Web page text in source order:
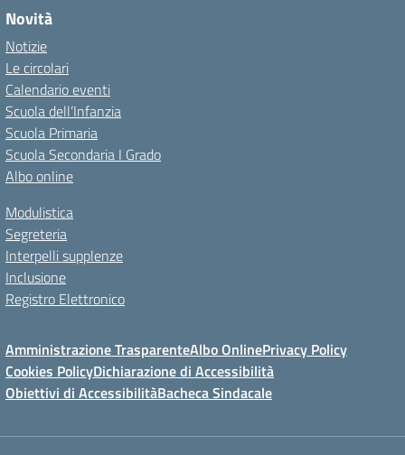
Novità
Notizie
Le circolari
Calendario eventi
Scuola dell’Infanzia
Scuola Primaria
Scuola Secondaria I Grado
Albo online
Modulistica
Segreteria
Interpelli supplenze
Inclusione
Registro Elettronico
Amministrazione TrasparenteAlbo OnlinePrivacy Policy
Cookies PolicyDichiarazione di Accessibilità
Obiettivi di AccessibilitàBacheca Sindacale